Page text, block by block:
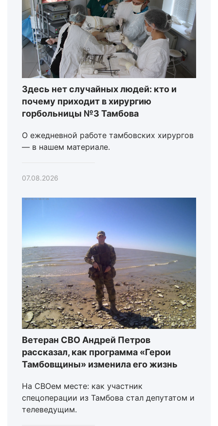
Здесь нет случайных людей: кто и
почему приходит в хирургию
горбольницы №3 Тамбова
О ежедневной работе тамбовских хирургов
— в нашем материале.
07.08.2026
Ветеран СВО Андрей Петров
рассказал, как программа «Герои
Тамбовщины» изменила его жизнь
На СВОем месте: как участник
спецоперации из Тамбова стал депутатом и
телеведущим.